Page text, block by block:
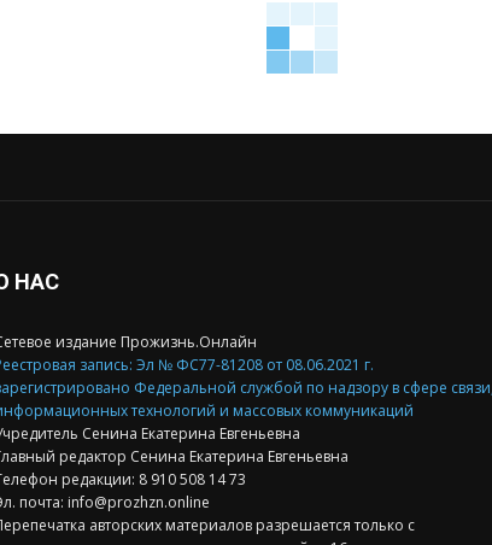
НАС
издание Прожизнь.Онлайн
запись: Эл № ФС77-81208 от 08.06.2021 г.
Федеральной службой по надзору в сфере связи,
технологий и массовых коммуникаций
Сенина Екатерина Евгеньевна
редактор Сенина Екатерина Евгеньевна
редакции: 8 910 508 14 73
почта: info@prozhzn.online
авторских материалов разрешается только с